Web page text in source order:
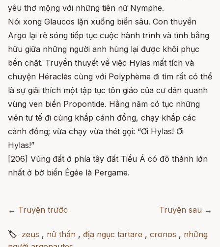
yêu thơ mộng với những tiên nữ Nymphe.
Nói xong Glaucos lặn xuống biển sâu. Con thuyền
Argo lại rẽ sóng tiếp tục cuộc hành trình và tình bằng
hữu giữa những người anh hùng lại được khôi phục
bền chặt. Truyền thuyết về việc Hylas mất tích và
chuyện Héraclès cùng với Polyphème đi tìm rất có thể
là sự giải thích một tập tục tôn giáo của cư dân quanh
vùng ven biển Propontide. Hằng năm có tục những
viên tư tế đi cùng khắp cánh đồng, chạy khắp các
cánh đồng; vừa chạy vừa thét gọi: “Ơi Hylas! Ơi
Hylas!”
[206] Vùng đất ở phía tây đất Tiểu Á có đô thành lớn
nhất ở bờ biển Égée là Pergame.
← Truyện trước Truyện sau →
🏷 zeus , nữ thần , địa ngục tartare , cronos , những